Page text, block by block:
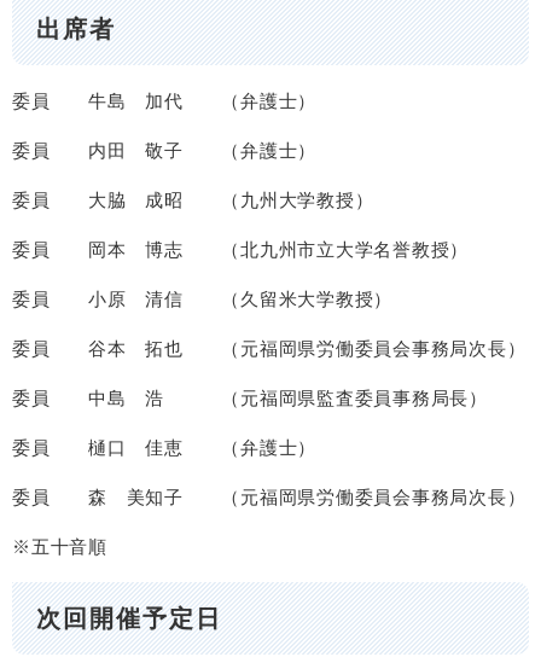
出席者
委員 牛島 加代 （弁護士）
委員 内田 敬子 （弁護士）
委員 大脇 成昭 （九州大学教授）
委員 岡本 博志 （北九州市立大学名誉教授）
委員 小原 清信 （久留米大学教授）
委員 谷本 拓也 （元福岡県労働委員会事務局次長）
委員 中島 浩 （元福岡県監査委員事務局長）
委員 樋口 佳恵 （弁護士）
委員 森 美知子 （元福岡県労働委員会事務局次長）
※五十音順
次回開催予定日